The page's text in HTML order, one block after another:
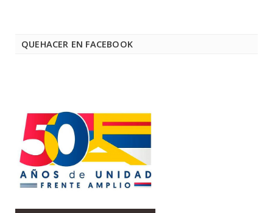
QUEHACER EN FACEBOOK